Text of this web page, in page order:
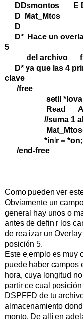
DDsmontos E
D Mat_Mtos
D
D* Hace un
5
del archivo
D* ya que las 4
clave
/free
setll *loval
Read
//suma 1 al
Mat_Mtos(1)
*inlr = *on;
/end-free
Como pueden ver
Obviamente un
general hay unos o
antes de definir los
de realizar un
posición 5.
Este ejemplo es muy
puede haber campos
hora, cuya longitud
partir de cual
DSPFFD de tu
almacenamiento
monto. De allí en